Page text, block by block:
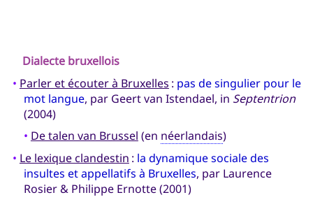
Dialecte bruxellois
• Parler et écouter à Bruxelles : pas de singulier pour le
mot langue, par Geert van Istendael, in Septentrion
(2004)
• De talen van Brussel (en néerlandais)
• Le lexique clandestin : la dynamique sociale des
insultes et appellatifs à Bruxelles, par Laurence
Rosier & Philippe Ernotte (2001)